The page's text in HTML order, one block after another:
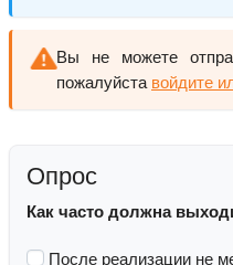
Вы не можете
пожалуйста войдите
Опрос
Как часто должна
После реализации не